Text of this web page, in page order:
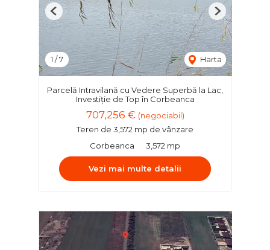
1 /7 Harta
Previous Next
Parcelă Intravilană cu Vedere Superbă la Lac,
Investiție de Top în Corbeanca
707,256 € (negociabil)
Teren de 3,572 mp de vânzare
Corbeanca
3,572 mp
Vezi mai multe detalii